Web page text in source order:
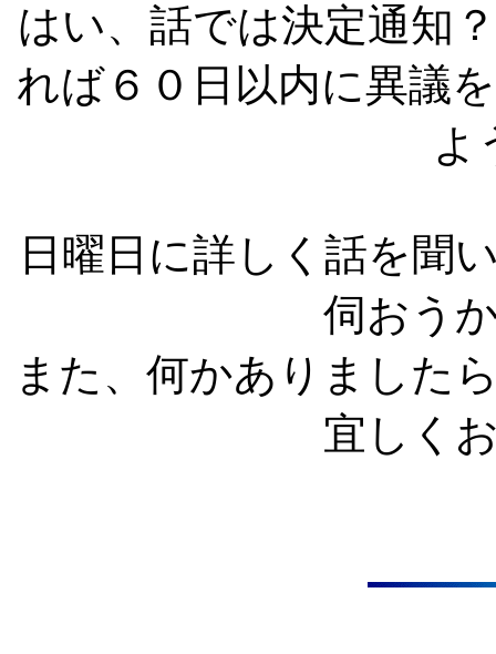
はい、話では決定通知
れば６０日以内に異議
よ
日曜日に詳しく話を聞
伺おう
また、何かありました
宜しく